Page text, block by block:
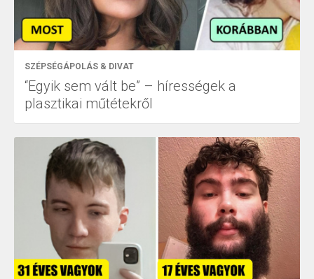
SZÉPSÉGÁPOLÁS & DIVAT
“Egyik sem vált be” – hírességek a
plasztikai műtétekről